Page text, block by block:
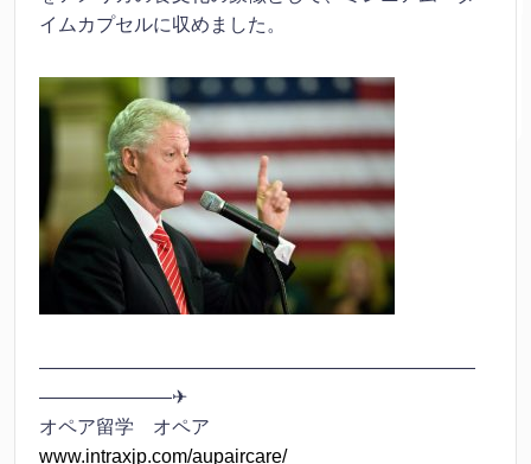
イムカプセルに収めました。
———————————————————————
———————✈
オペア留学 オペア
www.intraxjp.com/aupaircare/